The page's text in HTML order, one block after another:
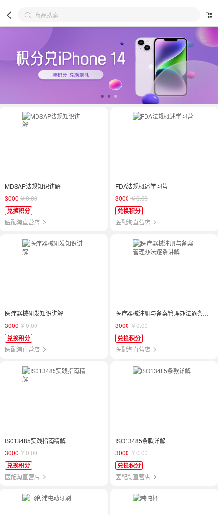
MDSAP法规知识讲解
3000 ￥0.00
兑换积分
医配淘直营店
FDA法规概述学习营
3000 ￥0.00
兑换积分
医配淘直营店
医疗器械研发知识讲解
3000 ￥0.00
兑换积分
医配淘直营店
医疗器械注册与备案管理办法逐条讲解
3000 ￥0.00
兑换积分
医配淘直营店
IS013485实践指南精解
3000 ￥0.00
兑换积分
医配淘直营店
ISO13485条款详解
3000 ￥0.00
兑换积分
医配淘直营店